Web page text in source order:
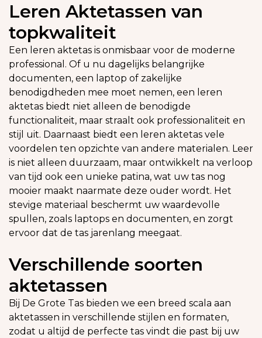
Leren Aktetassen van
topkwaliteit
Een leren aktetas is onmisbaar voor de moderne
professional. Of u nu dagelijks belangrijke
documenten, een laptop of zakelijke
benodigdheden mee moet nemen, een leren
aktetas biedt niet alleen de benodigde
functionaliteit, maar straalt ook professionaliteit en
stijl uit. Daarnaast biedt een leren aktetas vele
voordelen ten opzichte van andere materialen. Leer
is niet alleen duurzaam, maar ontwikkelt na verloop
van tijd ook een unieke patina, wat uw tas nog
mooier maakt naarmate deze ouder wordt. Het
stevige materiaal beschermt uw waardevolle
spullen, zoals laptops en documenten, en zorgt
ervoor dat de tas jarenlang meegaat.
Verschillende soorten
aktetassen
Bij De Grote Tas bieden we een breed scala aan
aktetassen in verschillende stijlen en formaten,
zodat u altijd de perfecte tas vindt die past bij uw